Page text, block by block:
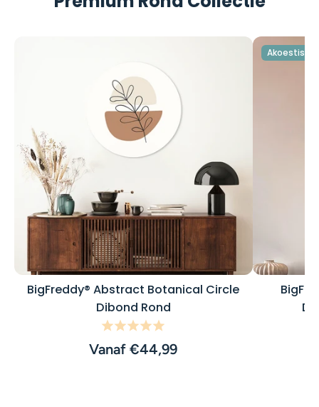
BigFreddy® Abstract Botanical Circle
Dibond Rond
Vanaf €44,99
Akoestisch